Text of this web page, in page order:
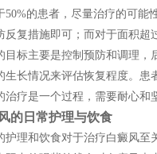
50%的患者，尽量治疗的可能
反复措施即可；而对于面积超
目标主要是控制预防和调理，
生长情况来评估恢复程度。患
治疗是一个过程，需要耐心和
的日常护理与饮食
护理和饮食对于治疗白癜风至